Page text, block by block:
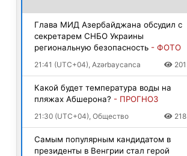
Глава МИД Азербайджана обсудил с
секретарем СНБО Украины
региональную безопасность - ФОТО
21:41 (UTC+04), Azərbaycanca 201
Какой будет температура воды на
пляжах Абшерона? - ПРОГНОЗ
21:30 (UTC+04), Общество 218
Самым популярным кандидатом в
президенты в Венгрии стал герой